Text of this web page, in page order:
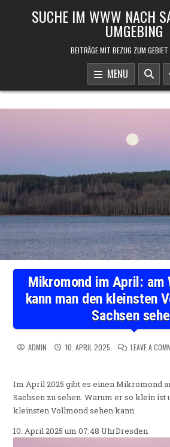
SUCHE IM WWW NACH
UMGEBING
BEITRÄGE MIT BEZUG ZUM
MENU
Mikromond im April: am
kann man den kleinsten
Sachsen
ADMIN 10. APRIL 2025 LEAVE A
Im April 2025 gibt es einen Mikromond
Sachsen zu sehen. Warum er so klein ist
kleinsten Vollmond sehen kann.
10. April 2025 um 07:48 UhrDresden